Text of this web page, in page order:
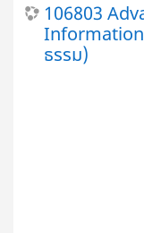
106803
Information
ธรรม)